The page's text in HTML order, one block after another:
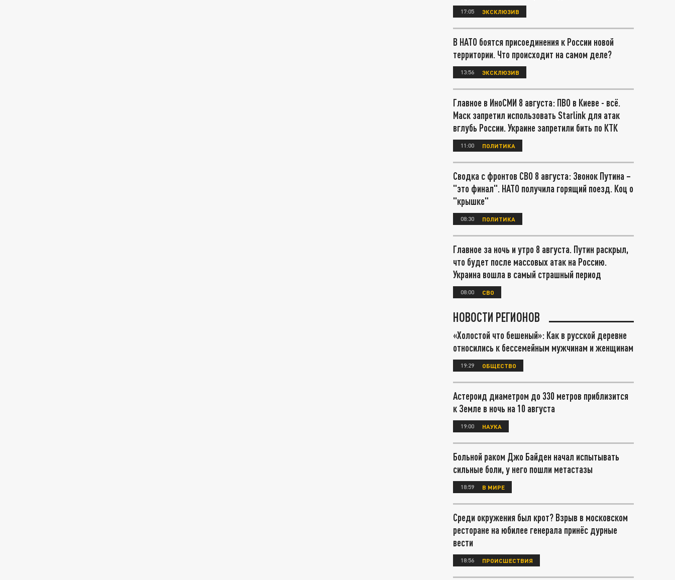
17:05 ЭКСКЛЮЗИВ
В НАТО боятся присоединения к России новой
территории. Что происходит на самом деле?
13:56 ЭКСКЛЮЗИВ
Главное в ИноСМИ 8 августа: ПВО в Киеве - всё.
Маск запретил использовать Starlink для атак
вглубь России. Украине запретили бить по КТК
11:00 ПОЛИТИКА
Сводка с фронтов СВО 8 августа: Звонок Путина –
"это финал". НАТО получила горящий поезд. Коц о
"крышке"
08:30 ПОЛИТИКА
Главное за ночь и утро 8 августа. Путин раскрыл,
что будет после массовых атак на Россию.
Украина вошла в самый страшный период
08:00 СВО
НОВОСТИ РЕГИОНОВ
«Холостой что бешеный»: Как в русской деревне
относились к бессемейным мужчинам и женщинам
19:29 ОБЩЕСТВО
Астероид диаметром до 330 метров приблизится
к Земле в ночь на 10 августа
19:00 НАУКА
Больной раком Джо Байден начал испытывать
сильные боли, у него пошли метастазы
18:59 В МИРЕ
Среди окружения был крот? Взрыв в московском
ресторане на юбилее генерала принёс дурные
вести
18:56 ПРОИСШЕСТВИЯ